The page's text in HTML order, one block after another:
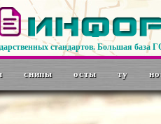
стандартов. Большая база
снипы осты ту